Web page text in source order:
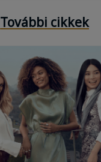
További cikkek